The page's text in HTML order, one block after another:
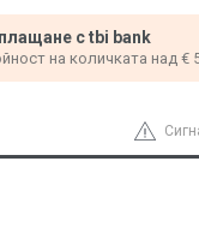
с tbi bank
на количката над €